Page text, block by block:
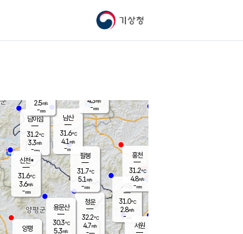
기상청
남이섬
31.2℃
3.3m/s
-mm
남산
31.6℃
4.1 m/s
-mm
청운
32.2℃
4.7m/s
팔봉
31.7℃
5.1 m/s
-mm
2.5m/s
-mm
신천*
31.6℃
3.6m/s
-mm
시동
31.0℃
2.8m/s
- mm
서원
용문산
30.3℃
5.3m/s
홍천
31.2℃
4.8m/s
-mm
양평
4.3m/s
-mm